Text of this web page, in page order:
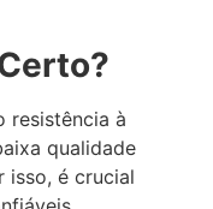
resistência à
qualidade
isso, é crucial